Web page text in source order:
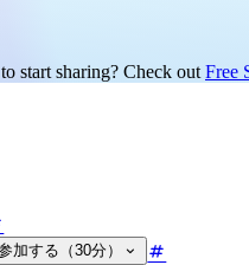
start sharing? Check out Free
加する（30分）